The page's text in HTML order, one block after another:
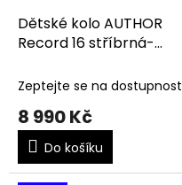
Dětské kolo AUTHOR
Record 16 stříbrná-
Zeptejte se na dostupnost
8 990 Kč
Do košíku